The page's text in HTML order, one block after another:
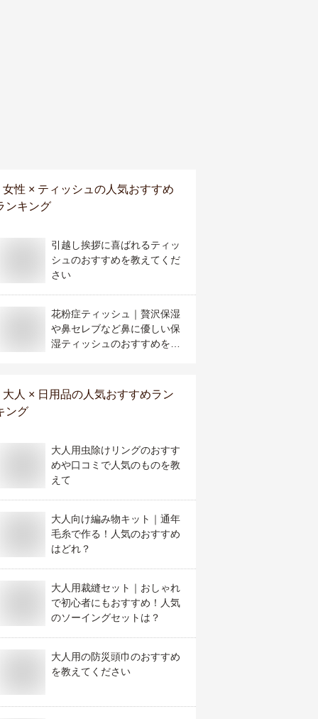
女性 × ティッシュ の人気おすすめ
ンキング
引越し挨拶に喜ばれるティッ
シュのおすすめを教えてくだ
さい
花粉症ティッシュ｜贅沢保湿
や鼻セレブなど鼻に優しい保
湿ティッシュのおすすめを教
大人 × 日用品の人気おすすめラン
ング
大人用虫除けリングのおすす
めや口コミで人気のものを教
えて
大人向け編み物キット｜通年
毛糸で作る！人気のおすすめ
はどれ？
大人用裁縫セット｜おしゃれ
で初心者にもおすすめ！人気
のソーイングセットは？
大人用の防災頭巾のおすすめ
を教えてください